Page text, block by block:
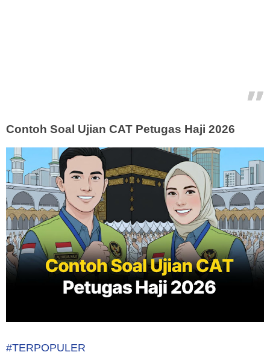
Contoh Soal Ujian CAT Petugas Haji 2026
#TERPOPULER